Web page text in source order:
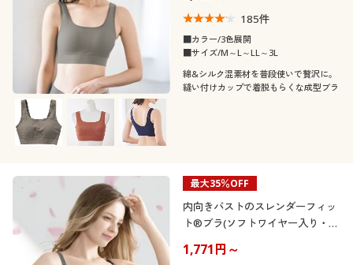
会員メニュー
マイページ
閲覧履歴
サポート
ご利用ガイド
G
カラー
こだわり条件
ナイロン レース
シルク コットン・綿100
185件
■カラー/3色展開
■サイズ/M～L～LL～3L
綿&シルク混素材を普段使いで贅沢に。
縫い付けカップで着脱もらくな成型ブラ
最大35％OFF
内向きバストのスレンダーフィッ
ト®ブラ(ソフトワイヤー入り・
1,771円～